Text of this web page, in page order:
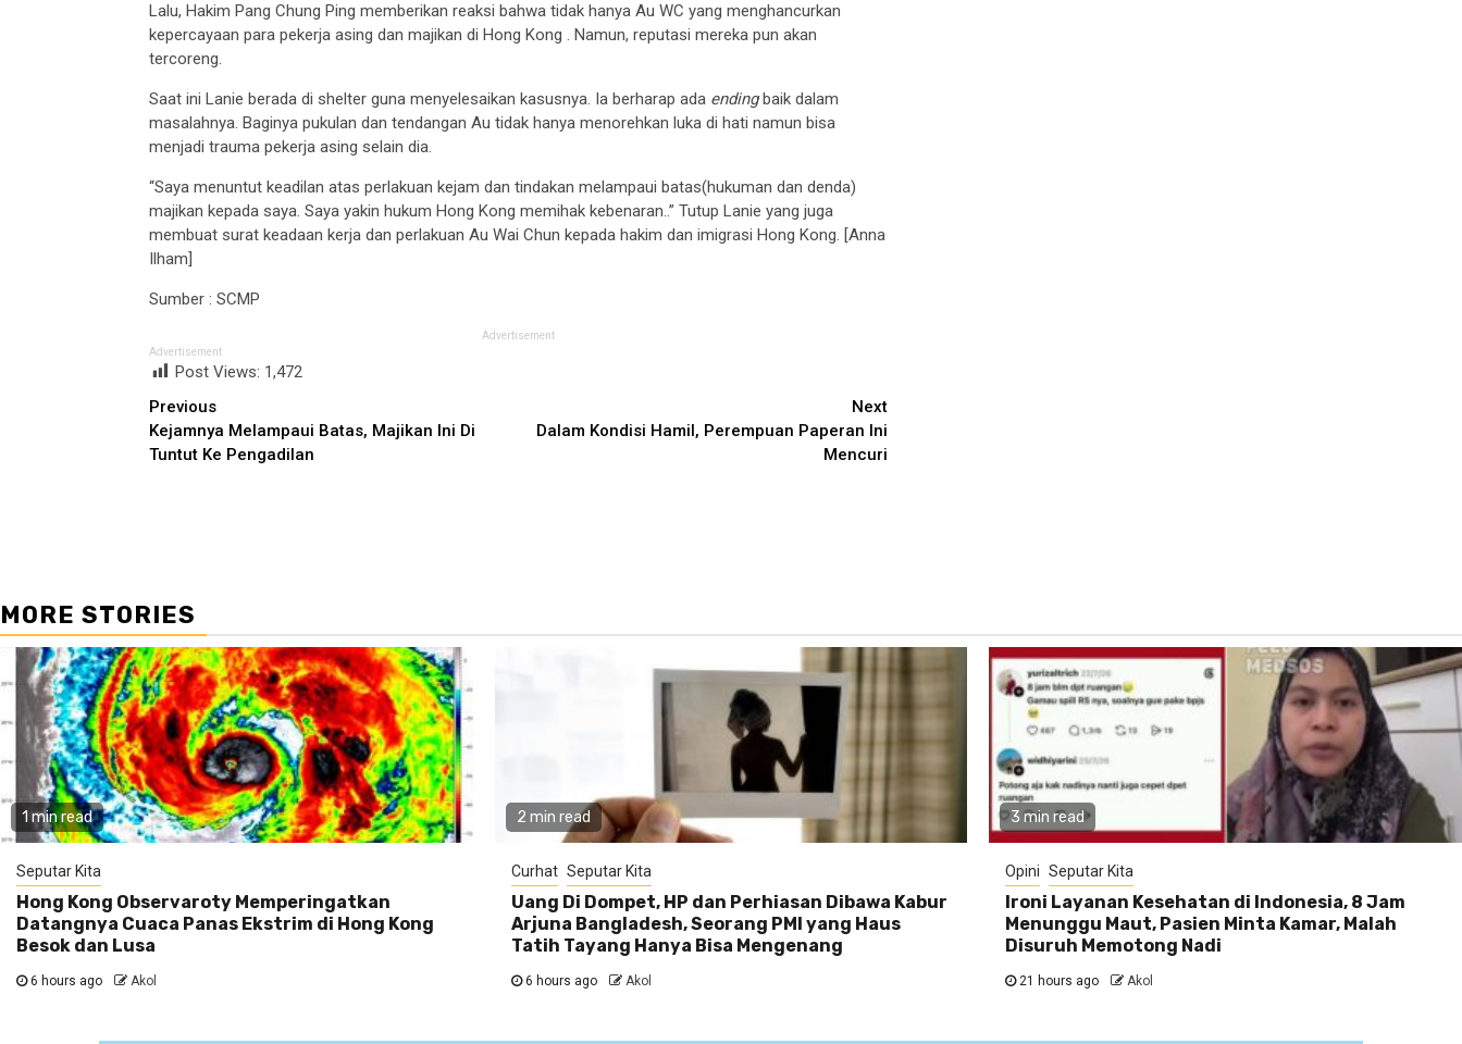
Lalu, Hakim Pang Chung Ping memberikan reaksi bahwa tidak hanya Au WC yang menghancurkan
kepercayaan para pekerja asing dan majikan di Hong Kong . Namun, reputasi mereka pun akan
tercoreng.
Saat ini Lanie berada di shelter guna menyelesaikan kasusnya. Ia berharap ada endingbaik dalam
masalahnya. Baginya pukulan dan tendangan Au tidak hanya menorehkan luka di hati namun bisa
menjadi trauma pekerja asing selain dia.
“Saya menuntut keadilan atas perlakuan kejam dan tindakan melampaui batas(hukuman dan denda)
majikan kepada saya. Saya yakin hukum Hong Kong memihak kebenaran..” Tutup Lanie yang juga
membuat surat keadaan kerja dan perlakuan Au Wai Chun kepada hakim dan imigrasi Hong Kong. [Anna
Ilham]
Sumber : SCMP
Advertisement
Advertisement
Post Views: 1,472
Continue
Reading
Previous
Kejamnya Melampaui Batas, Majikan Ini Di
Tuntut Ke Pengadilan
Next
Dalam Kondisi Hamil, Perempuan Paperan Ini
Mencuri
MORE STORIES
1 min read
Seputar Kita
Hong Kong Observaroty Memperingatkan
Datangnya Cuaca Panas Ekstrim di Hong Kong
Besok dan Lusa
6 hours ago Akol
2 min read
Curhat Seputar Kita
Uang Di Dompet, HP dan Perhiasan Dibawa Kabur
Arjuna Bangladesh, Seorang PMI yang Haus
Tatih Tayang Hanya Bisa Mengenang
6 hours ago Akol
3 min read
Opini Seputar Kita
Ironi Layanan Kesehatan di Indonesia, 8 Jam
Menunggu Maut, Pasien Minta Kamar, Malah
Disuruh Memotong Nadi
21 hours ago Akol